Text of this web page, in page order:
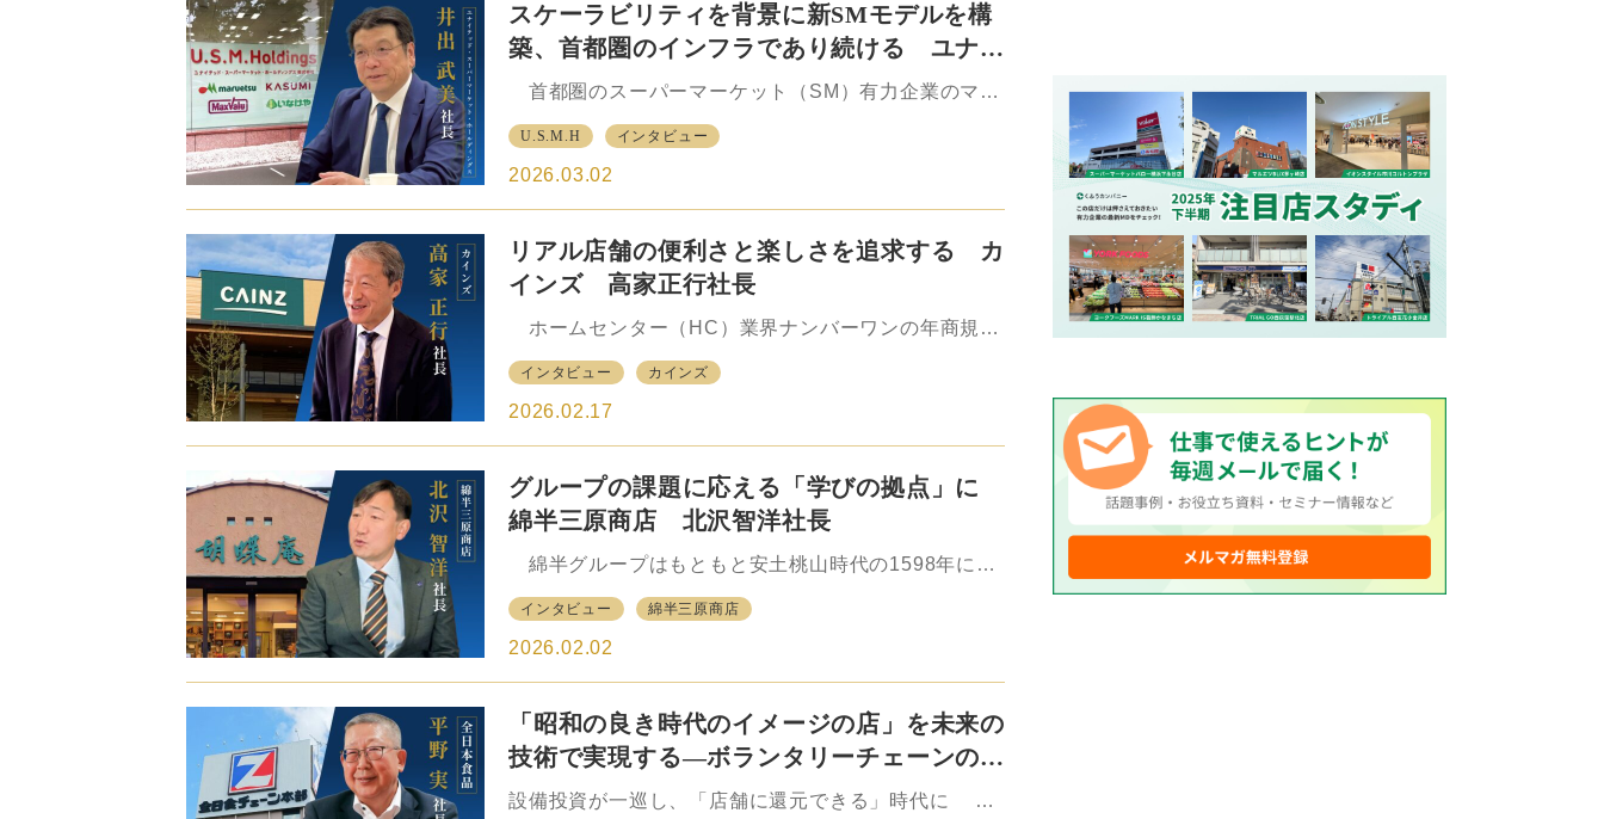
ていった。 理由はさまざまであろうが、1つに取り
扱う商品分野を絞り込んだ専門店の台頭を挙げる向き
は多い。GMSを主力事業とするイオンリテールとして
も、そうした背景を受けてGMSの売場の一部を専門店
ら競争力の高い専門店を組み合わせることで「新たな
総合」を構築す…
スケーラビリティを背景に新SMモデルを構
築、首都圏のインフラであり続ける ユナイ
テッド・スーパーマーケット・ホールディン
首都圏のスーパーマーケット（SM）有力企業のマル
て長らく存在感を発揮してきたユナイテッド・スーパ
ーマーケット・ホールディングス（U.S.M.H）は一昨
るいなげやがグループ入りした他、昨年5月にはイオン
リテール、イオングループを通じて長らく食品事業に
携わってきたイオンリテール前社長の井出武美（い
で・たけみ）氏が、初めて傘下事業会社外から社長に
ックスバリュ関東がダイエーの関東事業、イオンマー
ケ…
U.S.M.H インタビュー
2026.03.02
リアル店舗の便利さと楽しさを追求する カ
インズ 高家正行社長
ホームセンター（HC）業界ナンバーワンの年商規模
力などでHCそのものの可能性を拡張してきたリーディ
ングカンパニーといえる。大型店を主力に約260店展開
いる。2022年には都市部で個性的なフォーマットを展
開していた旧・東急ハンズ（現・ハンズ）をグループ
に加え、出店フォーマットという意味でもさらに独自
性が高まることになった。 そのカインズが「次世代
カインズ 吉川美南店（埼玉県吉川市）を25年12月11
日…
インタビュー カインズ
2026.02.17
グループの課題に応える「学びの拠点」に
綿半三原商店 北沢智洋社長
綿半グループはもともと安土桃山時代の1598年に創
業、建設事業、貿易事業を展開するコングロマリット
を形成している。もともと「綿」の商いから始まった
食品を取り入れることで「スーパーセンター化」を図
りつつ、スーパーマーケットの買収や同業であるHC企
業の買収を実施する中で、食品についても主力とする
形に変化してきた。それに伴い、展開地域も地盤であ
インタビュー 綿半三原商店
2026.02.02
「昭和の良き時代のイメージの店」を未来の
技術で実現する―ボランタリーチェーンの次
なる進化 全日本食品 平野 実社長
設備投資が一巡し、「店舗に還元できる」時代に 地